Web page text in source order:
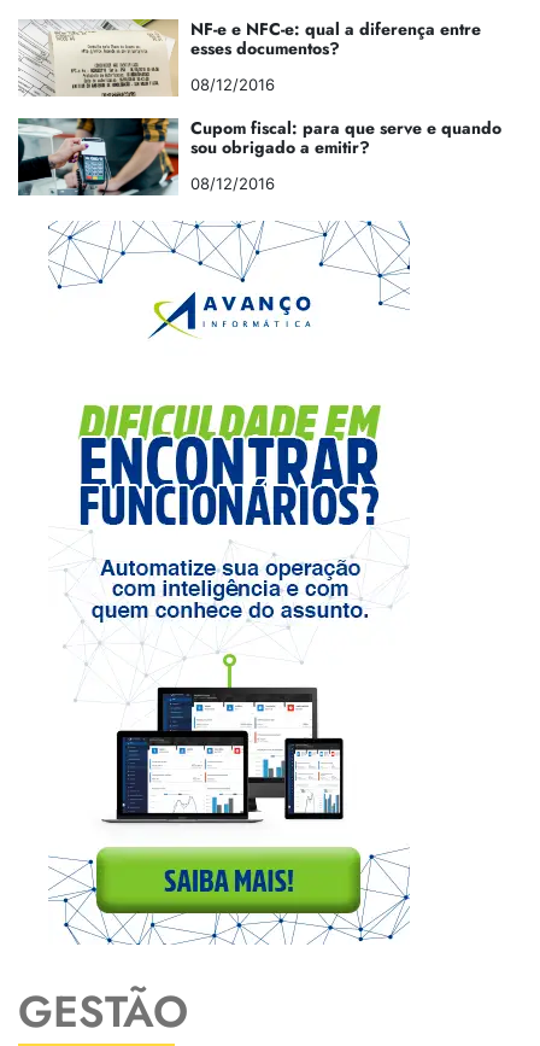
NF-e e NFC-e: qual a diferença entre
esses documentos?
08/12/2016
Cupom fiscal: para que serve e quando
sou obrigado a emitir?
08/12/2016
GESTÃO